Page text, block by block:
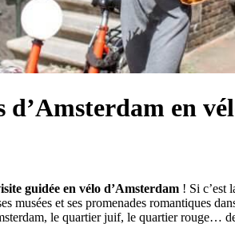
en
guidée en vélo d’Amsterdam ! Si c’est
musées et ses promenades romantiques
le quartier juif, le quartier rouge…